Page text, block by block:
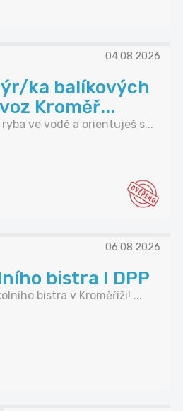
04.08.2026
ka balíkových
Kroměř...
ve vodě a orientuješ s...
06.08.2026
bistra I DPP
bistra v Kroměříži! ...